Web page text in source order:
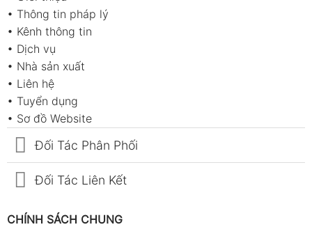
• Thông tin pháp lý
• Kênh thông tin
• Dịch vụ
• Nhà sản xuất
• Liên hệ
• Tuyển dụng
• Sơ đồ Website
Đối Tác Phân Phối
Đối Tác Liên Kết
CHÍNH SÁCH CHUNG